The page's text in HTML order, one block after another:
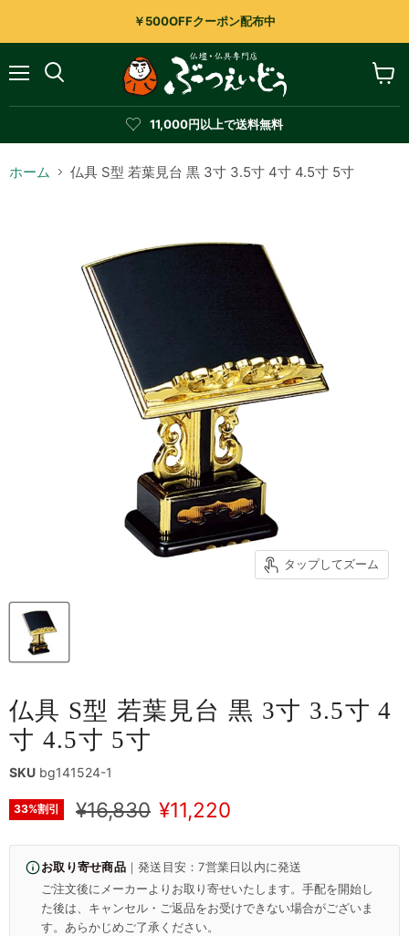
￥500OFFクーポン配布中
索
11,000円以上で送料無料
ー
見
ホーム 仏具 S型 若葉見台 黒 3寸 3.5寸 4寸 4.5寸 5寸
タップしてズーム
仏具 S型 若葉見台 黒 3寸 3.5寸 4
寸 4.5寸 5寸
SKU bg141524-1
33%割引 元の価格
¥16,830 現在の価格
¥11,220
お取り寄せ商品｜発送目安：7営業日以内に発送
ご注文後にメーカーよりお取り寄せいたします。手配を開始し
た後は、キャンセル・ご返品をお受けできない場合がございま
す。あらかじめご了承ください。